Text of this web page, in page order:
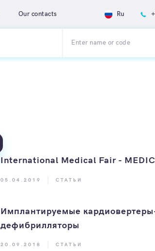
Our contacts Ru
International Medical Fair -
05.04.2019 СТАТЬИ
Имплантируемые
дефибрилляторы
20.09.2018 СТАТЬИ